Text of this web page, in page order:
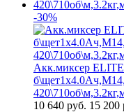
-30%
Акк.миксер
10 640 руб. 15 200